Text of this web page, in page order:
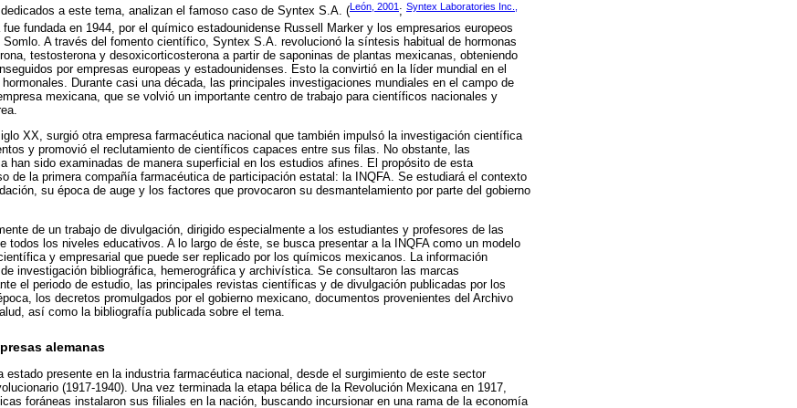
a este tema, analizan el famoso caso de Syntex S.A. ( León, 2001 ; Syntex Laboratories Inc.,
fundada en 1944, por el químico estadounidense Russell Marker y los empresarios europeos
Somlo. A través del fomento científico, Syntex S.A. revolucionó la síntesis habitual de hormonas
testosterona y desoxicorticosterona a partir de saponinas de plantas mexicanas, obteniendo
por empresas europeas y estadounidenses. Esto la convirtió en la líder mundial en el
Durante casi una década, las principales investigaciones mundiales en el campo de
mexicana, que se volvió un importante centro de trabajo para científicos nacionales y
XX, surgió otra empresa farmacéutica nacional que también impulsó la investigación científica
y promovió el reclutamiento de científicos capaces entre sus filas. No obstante, las
han sido examinadas de manera superficial en los estudios afines. El propósito de esta
de la primera compañía farmacéutica de participación estatal: la INQFA. Se estudiará el contexto
su época de auge y los factores que provocaron su desmantelamiento por parte del gobierno
de un trabajo de divulgación, dirigido especialmente a los estudiantes y profesores de las
todos los niveles educativos. A lo largo de éste, se busca presentar a la INQFA como un modelo
y empresarial que puede ser replicado por los químicos mexicanos. La información
investigación bibliográfica, hemerográfica y archivística. Se consultaron las marcas
el periodo de estudio, las principales revistas científicas y de divulgación publicadas por los
los decretos promulgados por el gobierno mexicano, documentos provenientes del Archivo
así como la bibliografía publicada sobre el tema.
alemanas
estado presente en la industria farmacéutica nacional, desde el surgimiento de este sector
(1917-1940). Una vez terminada la etapa bélica de la Revolución Mexicana en 1917,
foráneas instalaron sus filiales en la nación, buscando incursionar en una rama de la economía